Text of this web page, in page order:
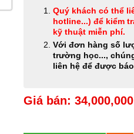
Quý khách có thể
hotline...) để kiểm
kỹ thuật miễn phí.
Với đơn hàng số
trường học...,
liên hệ để được
Giá bán: